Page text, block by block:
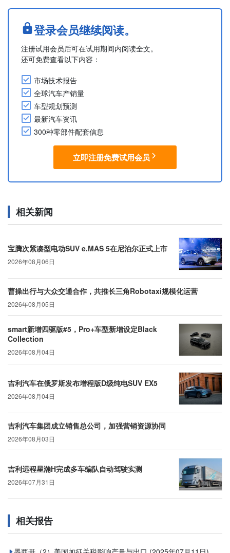
领克20搭载最大功率245kW电机，配备磷酸铁锂电池。最
高车速201km/h。 新增激光雷达，高阶智驾能力或将全面提
摘自领克汽车官方微博公告与工信部官网公告1/2
登录会员继续阅读。
注册试用会员后可在试用期间内阅读全文。
还可免费查看以下内容：
市场技术报告
全球汽车产销量
车型规划预测
最新汽车资讯
300种零部件配套信息
立即注册免费试用会员
相关新闻
宝腾次紧凑型电动SUV e.MAS 5在尼泊尔正式上市
2026年08月06日
曹操出行与大众交通合作，共推长三角Robotaxi规模化运营
2026年08月05日
smart新增四驱版#5，Pro+车型新增设定Black
Collection
2026年08月04日
吉利汽车在俄罗斯发布增程版D级纯电SUV EX5
2026年08月04日
吉利汽车集团成立销售总公司，加强营销资源协同
2026年08月03日
吉利远程星瀚H完成多车编队自动驾驶实测
2026年07月31日
相关报告